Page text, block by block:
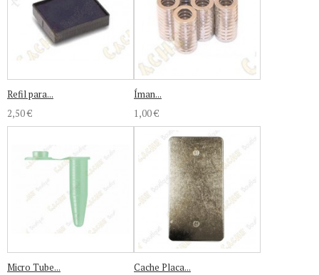
Refil para...
2,50 €
Íman...
1,00 €
Micro Tube...
Cache Placa...